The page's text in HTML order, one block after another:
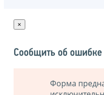
×
Сообщить об ошибке
Форма